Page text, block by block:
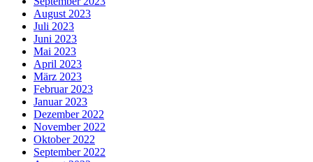
August 2023
Juli 2023
Juni 2023
Mai 2023
April 2023
März 2023
Februar 2023
Januar 2023
Dezember 2022
November 2022
Oktober 2022
September 2022